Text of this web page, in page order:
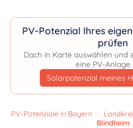
PV-Potenzial Ihres
prüfen
Dach in Karte auswählen und
eine PV-Anlage
Solarpotenzial meines
PV-Potenziale in Bayern ·
Blindheim